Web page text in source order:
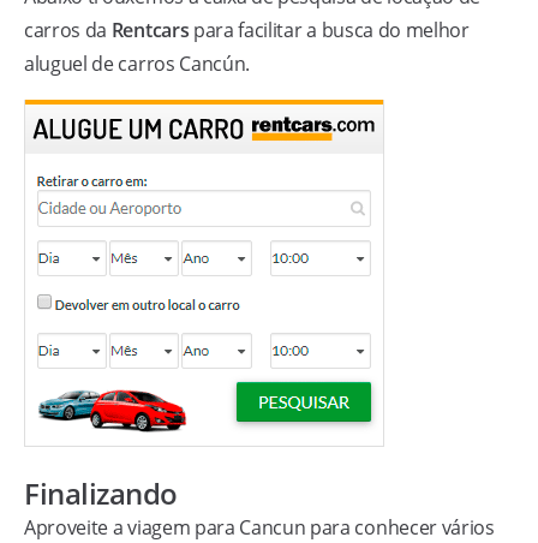
carros da Rentcars para facilitar a busca do melhor
aluguel de carros Cancún.
Finalizando
Aproveite a viagem para Cancun para conhecer vários